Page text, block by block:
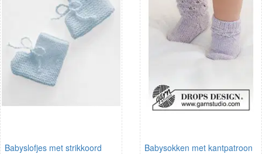
Babyslofjes met strikkoord Babysokken met kantpatroon